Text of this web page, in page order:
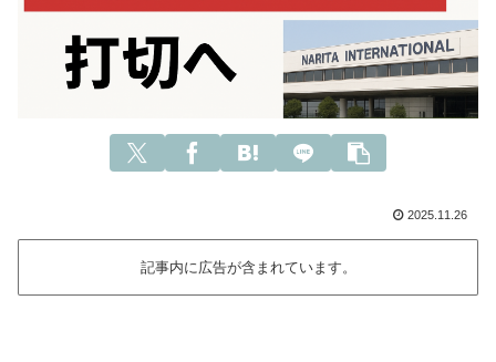
2025.11.26
記事内に広告が含まれています。